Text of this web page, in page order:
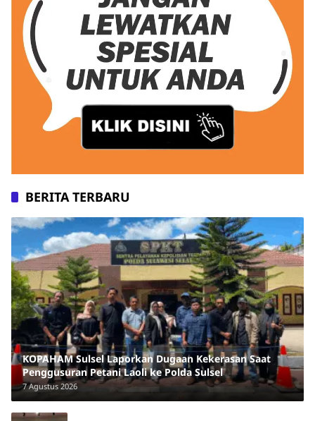
BERITA TERBARU
KOPAHAM Sulsel Laporkan Dugaan Kekerasan Saat
Penggusuran Petani Laoli ke Polda Sulsel
7 Agustus 2026